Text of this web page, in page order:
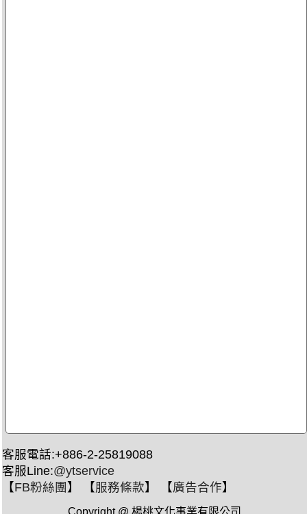
客服電話:+886-2-25819088
客服Line:@ytservice
【FB粉絲團 】 【服務條款】 【廣告合作】
Copyright @ 楊桃文化事業有限公司